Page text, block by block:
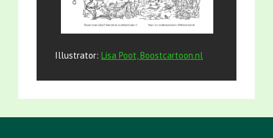
Illustrator: Lisa Poot, Boostcartoon.nl